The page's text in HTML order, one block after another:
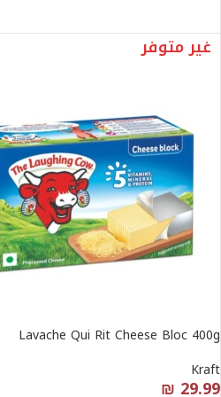
غير متوفر
Lavache Qui Rit Cheese Bloc 400g
Kraft
₪ 29.99